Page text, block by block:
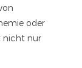
oder
nicht nur